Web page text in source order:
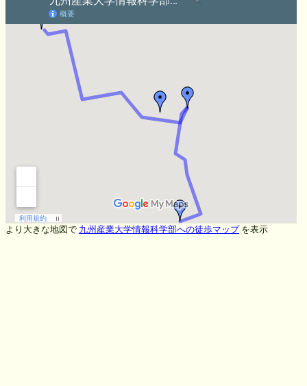
より大きな地図で 九州産業大学情報科学部への徒歩マップを表示